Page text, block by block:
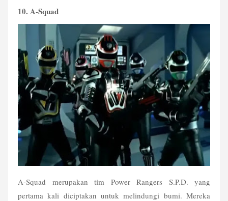
10. A-Squad
A-Squad merupakan tim Power Rangers S.P.D. yang
pertama kali diciptakan untuk melindungi bumi. Mereka